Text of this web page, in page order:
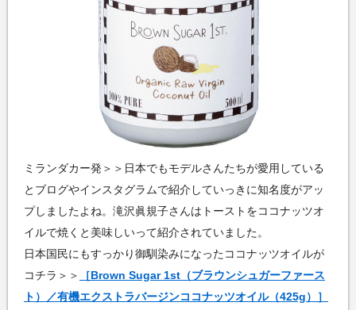
ミランダカー発＞＞日本でもモデルさんたちが愛用している
とブログやインスタグラムで紹介していっきに知名度がアッ
プしましたよね。滝沢眞規子さんはトーストをココナッツオ
イルで焼くと美味しいって紹介されていました。
日本国民にもすっかり御馴染みになったココナッツオイルが
コチラ＞＞
［Brown Sugar 1st（ブラウンシュガーファース
ト）／有機エクストラバージンココナッツオイル（425g）］